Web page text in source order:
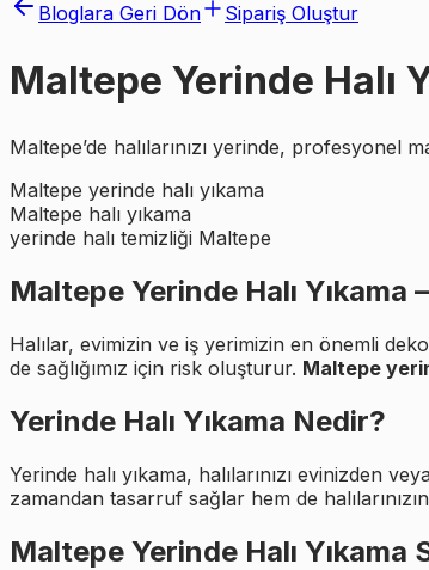
Bloglara Geri Dön Sipariş Oluştur
Maltepe Yerinde Halı
Maltepe’de halılarınızı yerinde, profesyonel
Maltepe yerinde halı yıkama
Maltepe halı yıkama
yerinde halı temizliği Maltepe
Maltepe Yerinde Halı
Halılar, evimizin ve iş yerimizin en önemli
de sağlığımız için risk oluşturur. Maltepe
Yerinde Halı Yıkama Nedir?
Yerinde halı yıkama, halılarınızı evinizden
zamandan tasarruf sağlar hem de
Maltepe Yerinde Halı Yıkama